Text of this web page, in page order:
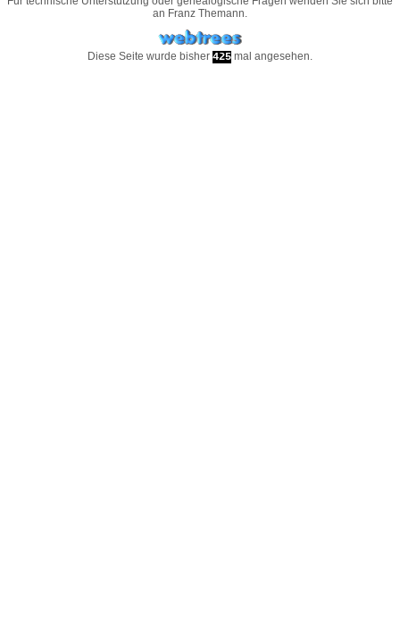
an Franz Themann.
Diese Seite wurde bisher 425 mal angesehen.